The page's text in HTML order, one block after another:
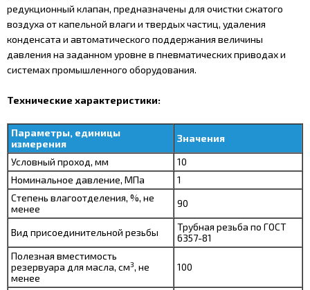
редукционный клапан, предназначены для очистки сжатого
воздуха от капельной влаги и твердых частиц, удаления
конденсата и автоматического поддержания величины
давления на заданном уровне в пневматических приводах и
системах промышленного оборудования.
Технические характеристики:
Параметры, единицы
измерения
Значения
Условный проход, мм
10
Номинальное давление, МПа
1
Степень влагоотделения, %, не
менее
90
Вид присоединительной резьбы
Трубная резьба по ГОСТ
6357-81
Полезная вместимость
резервуара для масла, см3, не
менее
100